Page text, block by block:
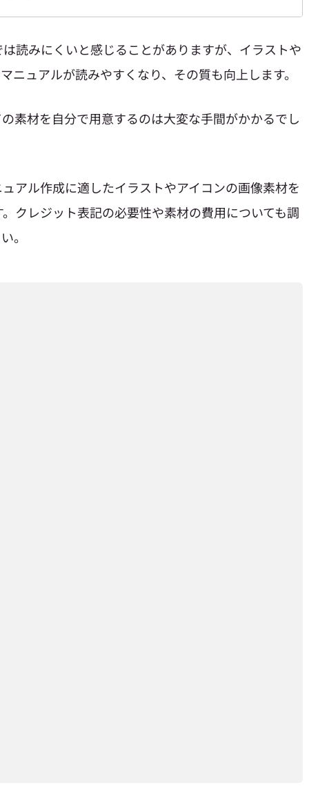
読みにくいと感じることがありますが、イラストや
ニュアルが読みやすくなり、その質も向上します。
素材を自分で用意するのは大変な手間がかかるでし
アル作成に適したイラストやアイコンの画像素材を
クレジット表記の必要性や素材の費用についても調
。